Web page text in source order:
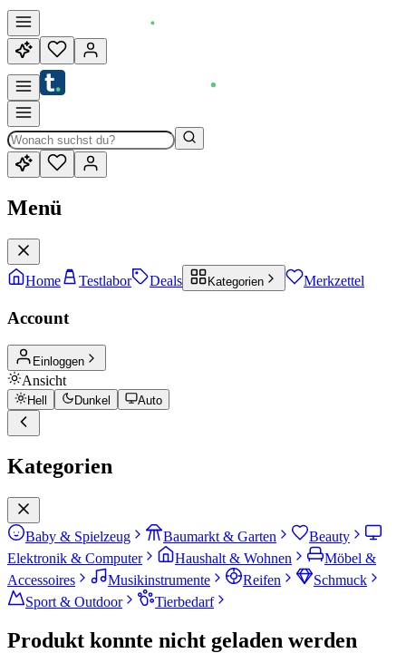
Menü
Home Testlabor Deals Kategorien Merkzettel
Account
Einloggen
Ansicht
Hell Dunkel Auto
Kategorien
Baby & Spielzeug Baumarkt & Garten
Beauty
Elektronik & Computer
Haushalt & Wohnen
Möbel &
Accessoires
Musikinstrumente Reifen
Schmuck
Sport & Outdoor
Tierbedarf
Produkt konnte nicht geladen werden